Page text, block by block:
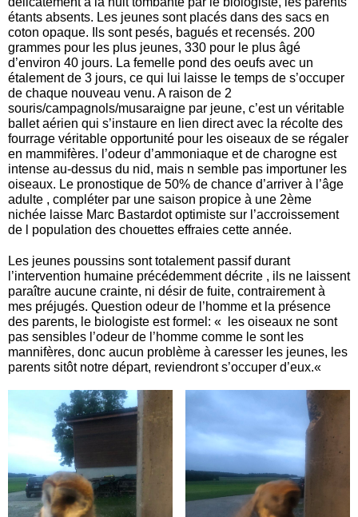
étants absents. Les jeunes sont placés dans des sacs en
coton opaque. Ils sont pesés, bagués et recensés. 200
grammes pour les plus jeunes, 330 pour le plus âgé
d’environ 40 jours. La femelle pond des oeufs avec un
étalement de 3 jours, ce qui lui laisse le temps de s’occuper
de chaque nouveau venu. A raison de 2
souris/campagnols/musaraigne par jeune, c’est un véritable
ballet aérien qui s’instaure en lien direct avec la récolte des
fourrage véritable opportunité pour les oiseaux de se régaler
en mammifères. l’odeur d’ammoniaque et de charogne est
intense au-dessus du nid, mais n semble pas importuner les
oiseaux. Le pronostique de 50% de chance d’arriver à l’âge
adulte , compléter par une saison propice à une 2ème
nichée laisse Marc Bastardot optimiste sur l’accroissement
de l population des chouettes effraies cette année.
Les jeunes poussins sont totalement passif durant
l’intervention humaine précédemment décrite , ils ne laissent
paraître aucune crainte, ni désir de fuite, contrairement à
mes préjugés. Question odeur de l’homme et la présence
des parents, le biologiste est formel: « les oiseaux ne sont
pas sensibles l’odeur de l’homme comme le sont les
mannifères, donc aucun problème à caresser les jeunes, les
parents sitôt notre départ, reviendront s’occuper d’eux.«